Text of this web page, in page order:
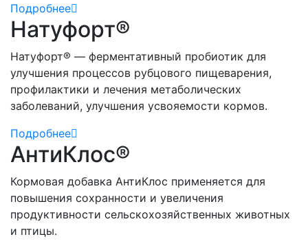
Подробнее
Натуфорт®
Натуфорт® — ферментативный пробиотик для
улучшения процессов рубцового пищеварения,
профилактики и лечения метаболических
заболеваний, улучшения усвояемости кормов.
Подробнее
АнтиКлос®
Кормовая добавка АнтиКлос применяется для
повышения сохранности и увеличения
продуктивности сельскохозяйственных животных
и птицы.